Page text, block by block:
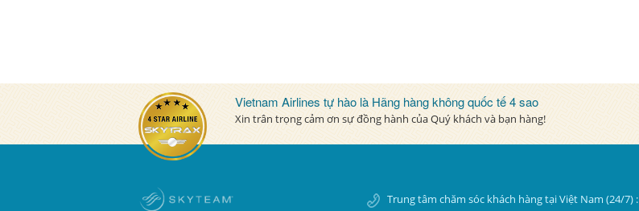
Vietnam Airlines tự hào là Hãng hàng không quốc tế 4 sao
Xin trân trọng cảm ơn sự đồng hành của Quý khách và bạn hàng!
Trung tâm chăm sóc khách hàng tại Việt Nam (24/7) :